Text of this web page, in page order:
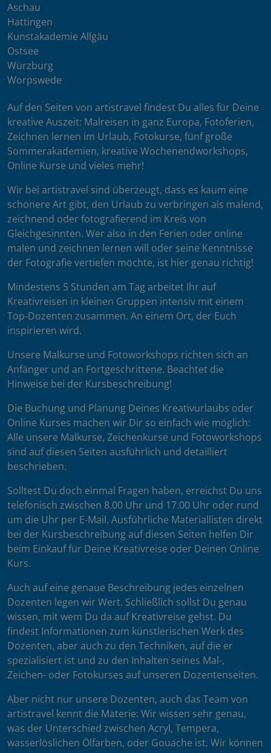
Aschau
Hattingen
Kunstakademie Allgäu
Ostsee
Würzburg
Worpswede
Auf den Seiten von artistravel findest Du alles für Deine
kreative Auszeit: Malreisen in ganz Europa, Fotoferien,
Zeichnen lernen im Urlaub, Fotokurse, fünf große
Sommerakademien, kreative Wochenendworkshops,
Online Kurse und vieles mehr!
Wir bei artistravel sind überzeugt, dass es kaum eine
schönere Art gibt, den Urlaub zu verbringen als malend,
zeichnend oder fotografierend im Kreis von
Gleichgesinnten. Wer also in den Ferien oder online
malen und zeichnen lernen will oder seine Kenntnisse
der Fotografie vertiefen möchte, ist hier genau richtig!
Mindestens 5 Stunden am Tag arbeitet Ihr auf
Kreativreisen in kleinen Gruppen intensiv mit einem
Top-Dozenten zusammen. An einem Ort, der Euch
inspirieren wird.
Unsere Malkurse und Fotoworkshops richten sich an
Anfänger und an Fortgeschrittene. Beachtet die
Hinweise bei der Kursbeschreibung!
Die Buchung und Planung Deines Kreativurlaubs oder
Online Kurses machen wir Dir so einfach wie möglich:
Alle unsere Malkurse, Zeichenkurse und Fotoworkshops
sind auf diesen Seiten ausführlich und detailliert
beschrieben.
Solltest Du doch einmal Fragen haben, erreichst Du uns
telefonisch zwischen 8.00 Uhr und 17.00 Uhr oder rund
um die Uhr per E-Mail. Ausführliche Materiallisten direkt
bei der Kursbeschreibung auf diesen Seiten helfen Dir
beim Einkauf für Deine Kreativreise oder Deinen Online
Kurs.
Auch auf eine genaue Beschreibung jedes einzelnen
Dozenten legen wir Wert. Schließlich sollst Du genau
wissen, mit wem Du da auf Kreativreise gehst. Du
findest Informationen zum künstlerischen Werk des
Dozenten, aber auch zu den Techniken, auf die er
spezialisiert ist und zu den Inhalten seines Mal-,
Zeichen- oder Fotokurses auf unseren Dozentenseiten.
Aber nicht nur unsere Dozenten, auch das Team von
artistravel kennt die Materie: Wir wissen sehr genau,
was der Unterschied zwischen Acryl, Tempera,
wasserlöslichen Ölfarben, oder Gouache ist. Wir können